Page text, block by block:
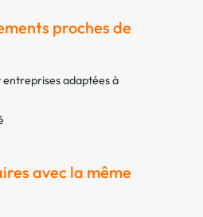
proches de
entreprises adaptées à
avec la même